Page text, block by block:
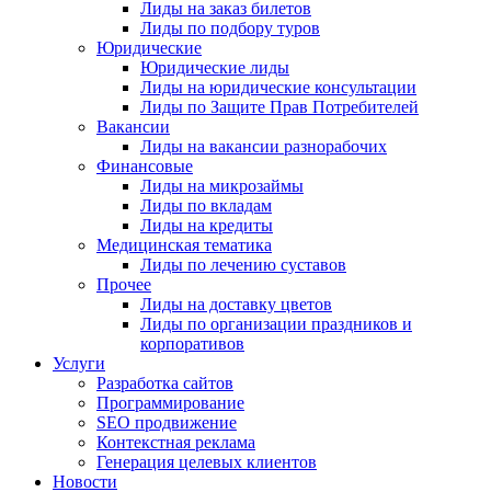
Лиды на заказ билетов
Лиды по подбору туров
Юридические
Юридические лиды
Лиды на юридические консультации
Лиды по Защите Прав Потребителей
Вакансии
Лиды на вакансии разнорабочих
Финансовые
Лиды на микрозаймы
Лиды по вкладам
Лиды на кредиты
Медицинская тематика
Лиды по лечению суставов
Прочее
Лиды на доставку цветов
Лиды по организации праздников и
корпоративов
Услуги
Разработка сайтов
Программирование
SEO продвижение
Контекстная реклама
Генерация целевых клиентов
Новости